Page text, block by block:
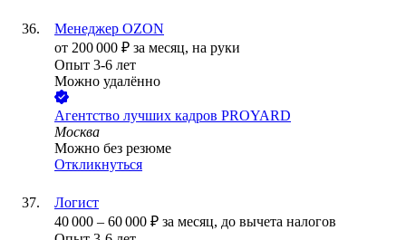
Менеджер OZON
от 200 000 ₽ за месяц, на руки
Опыт 3-6 лет
Можно удалённо
Агентство лучших кадров PROYARD
Москва
Можно без резюме
Откликнуться
Логист
40 000 – 60 000 ₽ за месяц, до вычета налогов